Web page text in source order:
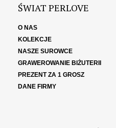
ŚWIAT PERLOVE
O NAS
KOLEKCJE
NASZE SUROWCE
GRAWEROWANIE BIŻUTERII
PREZENT ZA 1 GROSZ
DANE FIRMY